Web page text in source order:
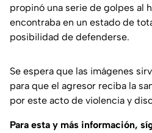
propinó una serie de golpes al
encontraba en un estado de
posibilidad de defenderse.
Se espera que las imágenes
para que el agresor reciba la
por este acto de violencia y
Para esta y más información,